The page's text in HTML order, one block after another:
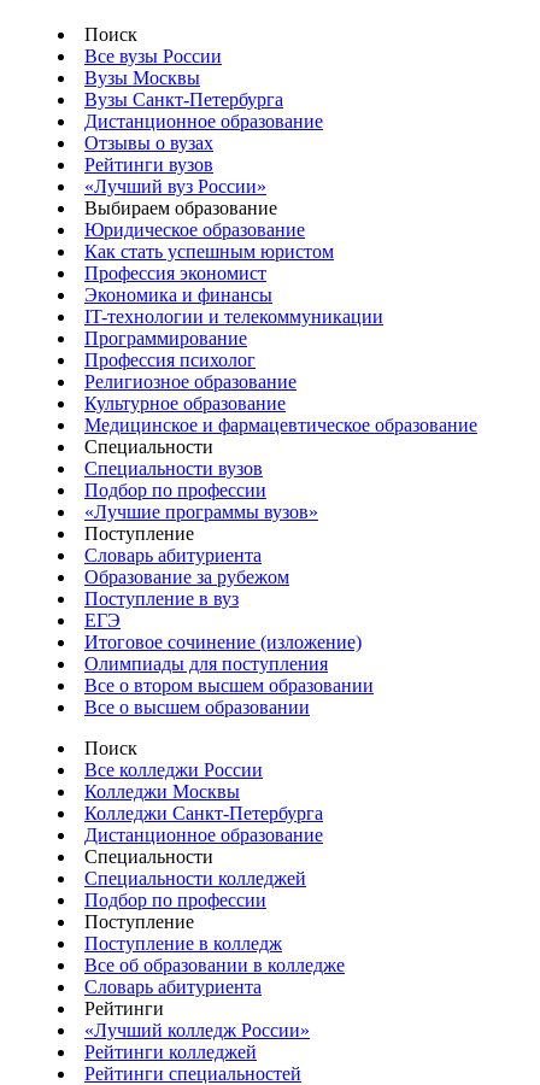
Поиск
Все вузы России
Вузы Москвы
Вузы Санкт-Петербурга
Дистанционное образование
Отзывы о вузах
Рейтинги вузов
«Лучший вуз России»
Выбираем образование
Юридическое образование
Как стать успешным юристом
Профессия экономист
Экономика и финансы
IT-технологии и телекоммуникации
Программирование
Профессия психолог
Религиозное образование
Культурное образование
Медицинское и фармацевтическое образование
Специальности
Специальности вузов
Подбор по профессии
«Лучшие программы вузов»
Поступление
Словарь абитуриента
Образование за рубежом
Поступление в вуз
ЕГЭ
Итоговое сочинение (изложение)
Олимпиады для поступления
Все о втором высшем образовании
Все о высшем образовании
Поиск
Все колледжи России
Колледжи Москвы
Колледжи Санкт-Петербурга
Дистанционное образование
Специальности
Специальности колледжей
Подбор по профессии
Поступление
Поступление в колледж
Все об образовании в колледже
Словарь абитуриента
Рейтинги
«Лучший колледж России»
Рейтинги колледжей
Рейтинги специальностей